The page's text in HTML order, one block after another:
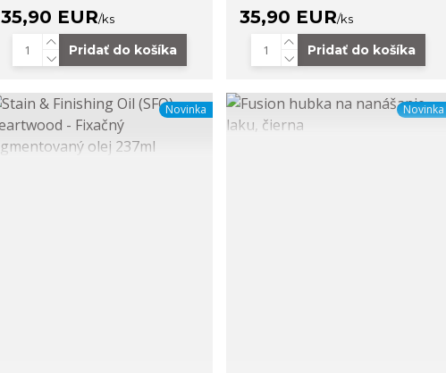
35,90 EUR/ks
Pridať do košíka
35,90 EUR/ks
Pridať do košíka
Novinka Novinka